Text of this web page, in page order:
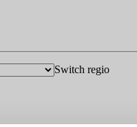
Switch regio